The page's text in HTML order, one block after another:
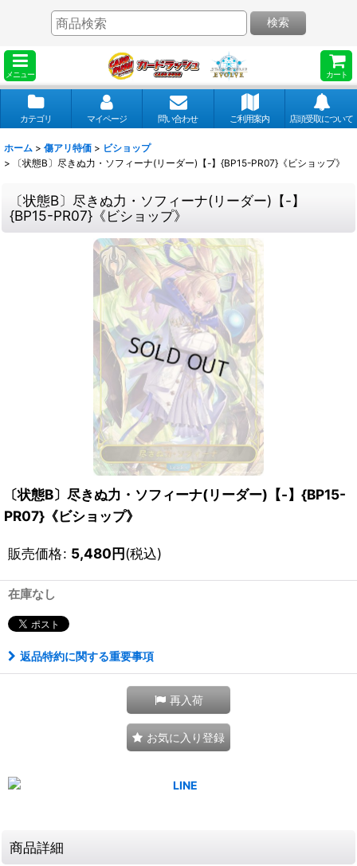
メニュー カート
検索
カテゴリ マイページ 問い合わせ ご利用案内 店頭受取について
ホーム > 傷アリ特価 > ビショップ
>
〔状態B〕尽きぬ力・ソフィーナ(リーダー)【-】{BP15-PR07}《ビショップ》
〔状態B〕尽きぬ力・ソフィーナ(リーダー)【-】
{BP15-PR07}《ビショップ》
〔状態B〕尽きぬ力・ソフィーナ(リーダー)【-】{BP15-
PR07}《ビショップ》
販売価格: 5,480円(税込)
在庫なし
返品特約に関する重要事項
再入荷
お気に入り登録
商品詳細